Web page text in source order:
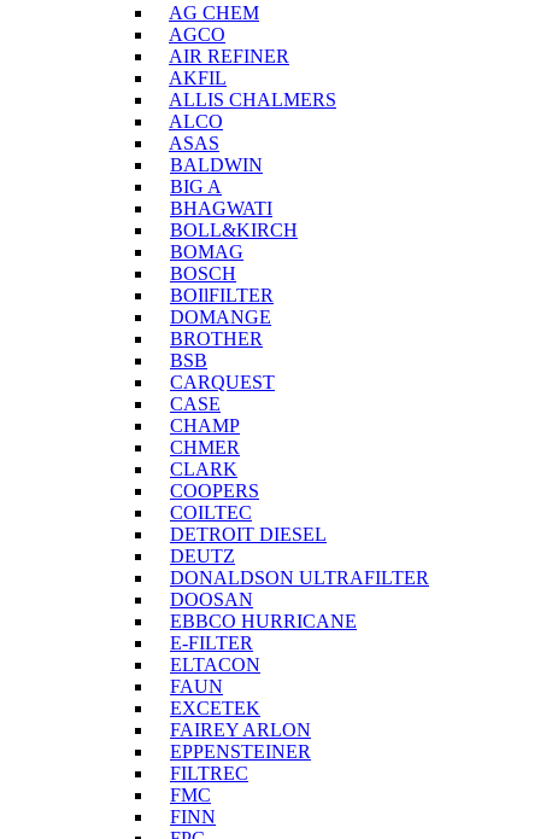
AG CHEM
AGCO
AIR REFINER
AKFIL
ALLIS CHALMERS
ALCO
ASAS
BALDWIN
BIG A
BHAGWATI
BOLL&KIRCH
BOMAG
BOSCH
BOIlFILTER
DOMANGE
BROTHER
BSB
CARQUEST
CASE
CHAMP
CHMER
CLARK
COOPERS
COILTEC
DETROIT DIESEL
DEUTZ
DONALDSON ULTRAFILTER
DOOSAN
EBBCO HURRICANE
E-FILTER
ELTACON
FAUN
EXCETEK
FAIREY ARLON
EPPENSTEINER
FILTREC
FMC
FINN